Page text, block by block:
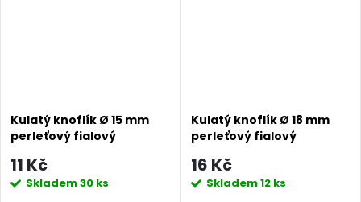
Kulatý knoflík Ø 15 mm
perleťový fialový
11 Kč
Skladem30 ks
Kulatý knoflík Ø 18 mm
perleťový fialový
16 Kč
Skladem12 ks